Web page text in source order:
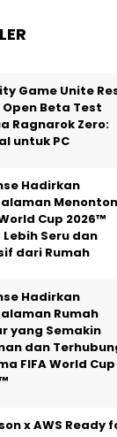
Game Unite
Open Beta Test
Ragnarok Zero:
untuk PC
Hadirkan
Menonton
Cup 2026™
Seru dan
dari Rumah
Hadirkan
Rumah
yang Semakin
dan
FIFA World Cup
x AWS Ready